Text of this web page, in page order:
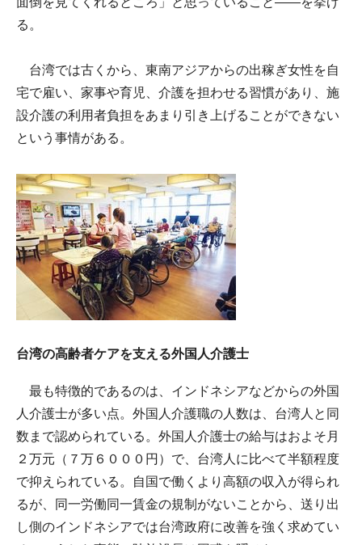
る。
台湾では古くから、東南アジアからの出稼ぎ女性を自
宅で雇い、家事や育児、介護を担わせる習慣があり、施
設介護の利用者負担をあまり引き上げることができない
という事情がある。
台湾の高齢者ケアを支える外国人介護士
最も特徴的であるのは、インドネシアなどからの外国
人介護士が多い点。外国人介護職の人数は、台湾人と同
数まで認められている。外国人介護士の給与はおよそ月
２万元（７万６０００円）で、台湾人に比べて半額程度
で抑えられている。自国で働くより高額の収入が得られ
るが、同一労働同一賃金の規制がないことから、送り出
し側のインドネシアでは台湾政府に改善を強く求めてい